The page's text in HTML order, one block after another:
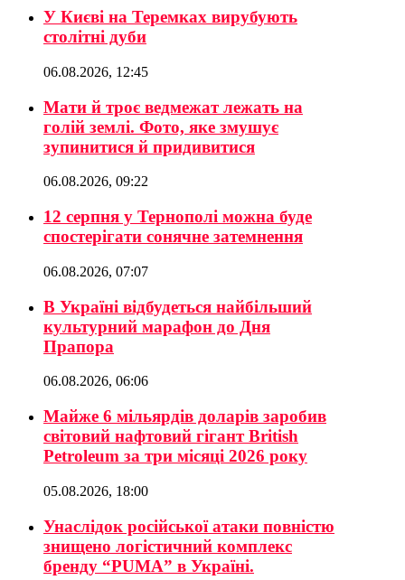
У Києві на Теремках вирубують
столітні дуби
06.08.2026, 12:45
Мати й троє ведмежат лежать на
голій землі. Фото, яке змушує
зупинитися й придивитися
06.08.2026, 09:22
12 серпня у Тернополі можна буде
спостерігати сонячне затемнення
06.08.2026, 07:07
В Україні відбудеться найбільший
культурний марафон до Дня
Прапора
06.08.2026, 06:06
Майже 6 мільярдів доларів заробив
світовий нафтовий гігант British
Petroleum за три місяці 2026 року
05.08.2026, 18:00
Унаслідок російської атаки повністю
знищено логістичний комплекс
бренду “PUMA” в Україні.